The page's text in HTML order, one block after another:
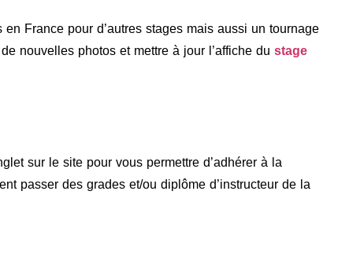
France pour d’autres stages mais aussi un tournage
nouvelles photos et mettre à jour l’affiche du stage
sur le site pour vous permettre d’adhérer à la
passer des grades et/ou diplôme d’instructeur de la